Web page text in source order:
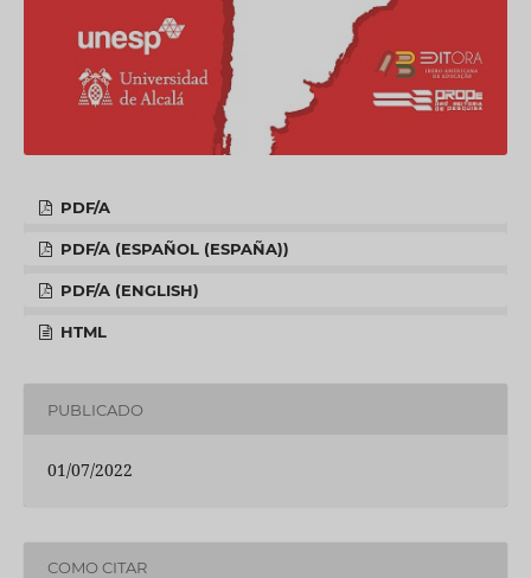
PDF/A
PDF/A (ESPAÑOL (ESPAÑA))
PDF/A (ENGLISH)
HTML
PUBLICADO
01/07/2022
COMO CITAR